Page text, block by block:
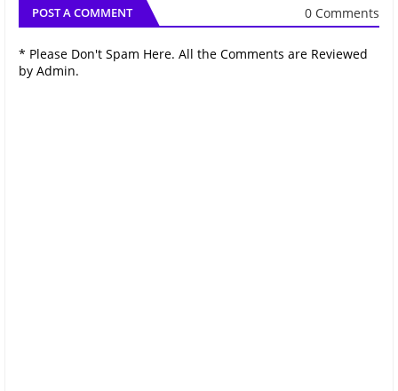
POST A COMMENT 0 Comments
* Please Don't Spam Here. All the Comments are Reviewed
by Admin.